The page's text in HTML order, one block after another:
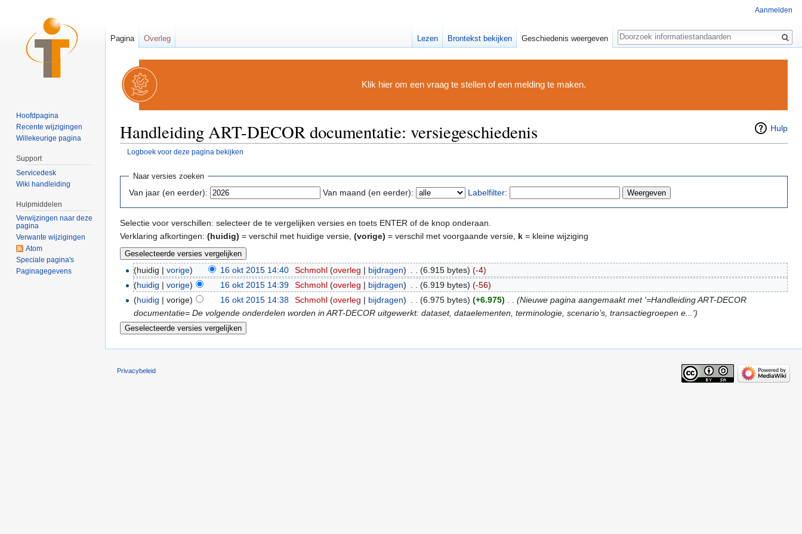
Klik hier om een vraag te stellen of een melding te maken.
Hulp
Handleiding ART-DECOR documentatie: versiegeschiedenis
Logboek voor deze pagina bekijken
Naar versies zoeken
Van jaar (en eerder): Van maand (en eerder): Labelfilter:
Selectie voor verschillen: selecteer de te vergelijken versies en toets ENTER of de knop onderaan.
Verklaring afkortingen: (huidig) = verschil met huidige versie, (vorige) = verschil met voorgaande versie, k = kleine wijziging
(huidig |vorige) 16 okt 2015 14:40 Schmohl (overleg | bijdragen) (6.915 bytes) (-4)
(huidig |vorige) 16 okt 2015 14:39 Schmohl (overleg | bijdragen) (6.919 bytes) (-56)
(huidig | vorige) 16 okt 2015 14:38 Schmohl (overleg | bijdragen) . . (6.975 bytes) (+6.975) . . (Nieuwe pagina aangemaakt met '=Handleiding ART-DECOR
documentatie= De volgende onderdelen worden in ART-DECOR uitgewerkt: dataset, dataelementen, terminologie, scenario’s, transactiegroepen e...')
Aanmelden
Pagina Overleg Lezen Brontekst bekijken Geschiedenis weergeven
Zoeken
Hoofdpagina
Recente wijzigingen
Willekeurige pagina
Support
Servicedesk
Wiki handleiding
Hulpmiddelen
Verwijzingen naar deze
pagina
Verwante wijzigingen
Atom
Speciale pagina's
Paginagegevens
Privacybeleid